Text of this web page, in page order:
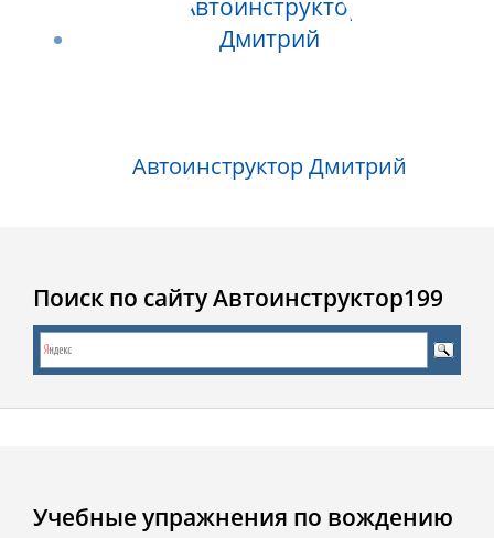
Автоинструктор Дмитрий
Поиск по сайту Автоинструктор199
Учебные упражнения по вождению